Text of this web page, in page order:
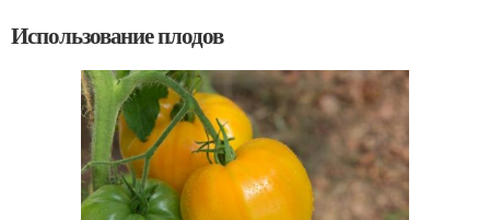
Использование плодов